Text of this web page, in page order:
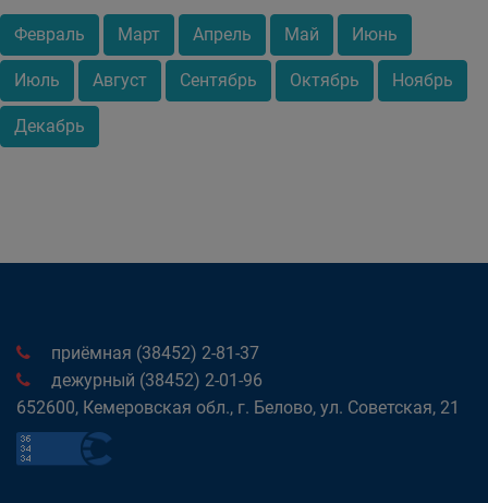
Февраль Март Апрель Май Июнь
Июль Август Сентябрь Октябрь Ноябрь
Декабрь
приёмная (38452) 2-81-37
дежурный (38452) 2-01-96
652600, Кемеровская обл., г. Белово, ул. Советская, 21